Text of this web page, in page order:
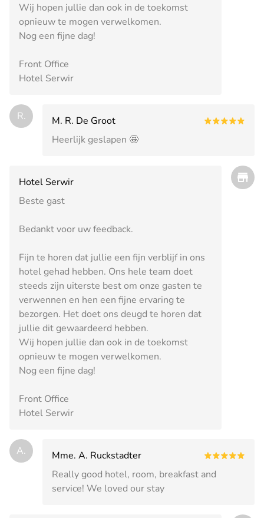
Wij hopen jullie dan ook in de toekomst
opnieuw te mogen verwelkomen.
Nog een fijne dag!
Front Office
Hotel Serwir
R.
M. R. De Groot
Heerlijk geslapen 🤩
Hotel Serwir
Beste gast
Bedankt voor uw feedback.
Fijn te horen dat jullie een fijn verblijf in ons
hotel gehad hebben. Ons hele team doet
steeds zijn uiterste best om onze gasten te
verwennen en hen een fijne ervaring te
bezorgen. Het doet ons deugd te horen dat
jullie dit gewaardeerd hebben.
Wij hopen jullie dan ook in de toekomst
opnieuw te mogen verwelkomen.
Nog een fijne dag!
Front Office
Hotel Serwir
A.
Mme. A. Ruckstadter
Really good hotel, room, breakfast and
service! We loved our stay